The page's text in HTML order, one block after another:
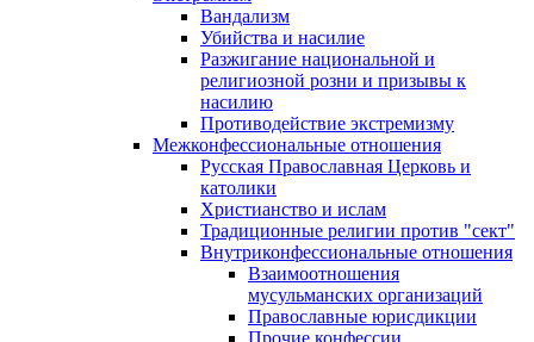
Вандализм
Убийства и насилие
Разжигание национальной и
религиозной розни и призывы к
насилию
Противодействие экстремизму
Межконфессиональные отношения
Русская Православная Церковь и
католики
Христианство и ислам
Традиционные религии против "сект"
Внутриконфессиональные отношения
Взаимоотношения
мусульманских организаций
Православные юрисдикции